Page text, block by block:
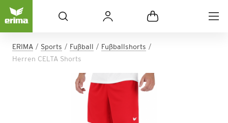
ERIMA Sports Fußball
Fußballshorts
Herren CELTA Shorts